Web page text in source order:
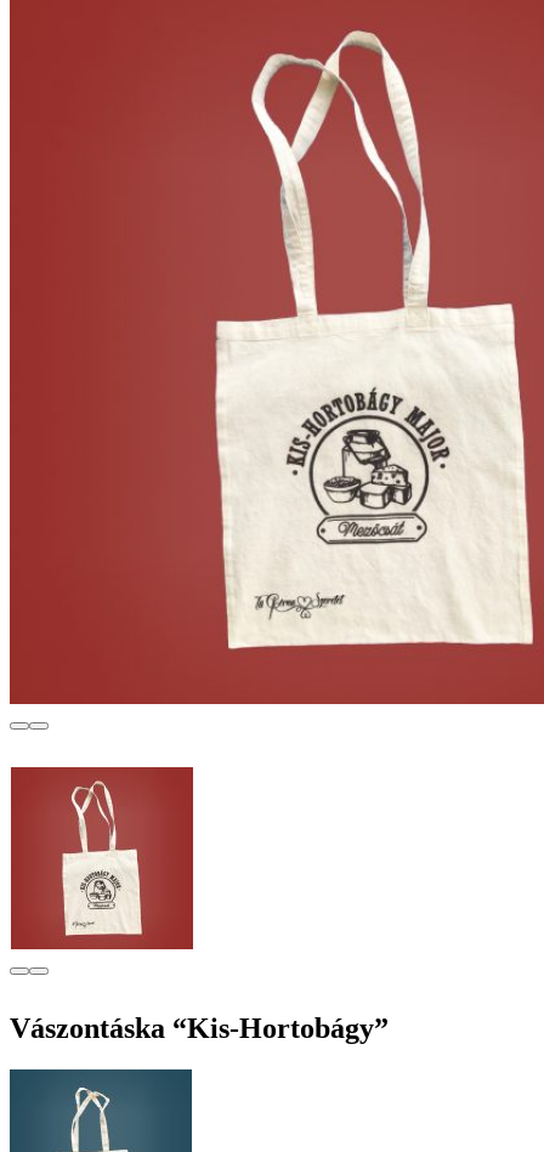
Vászontáska “Kis-Hortobágy”